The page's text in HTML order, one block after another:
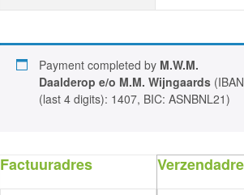
Payment completed by M.W.M.
Daalderop e/o M.M. Wijngaards(IBAN
(last 4 digits): 1407, BIC: ASNBNL21)
Factuuradres